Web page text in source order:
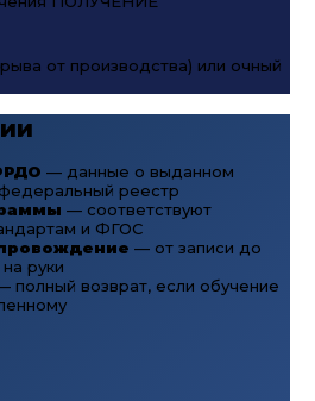
от производства) или очный
— данные о выданном
реестр
— соответствуют
и ФГОС
— от записи до
руки
полный возврат, если обучение